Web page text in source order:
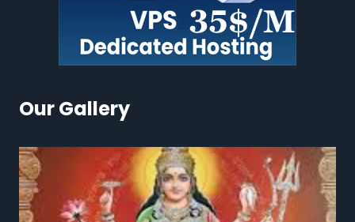
Our Gallery